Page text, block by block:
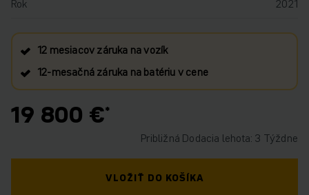
Rok
2021
12 mesiacov záruka na vozík
12‑mesačná záruka na batériu v cene
19 800 €
Približná Dodacia lehota: 3 Týždne
VLOŽIŤ DO KOŠÍKA